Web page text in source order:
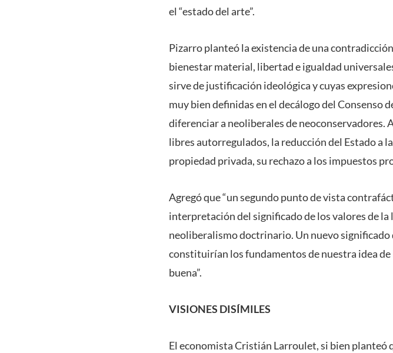
el “estado del arte”.
Pizarro planteó la existencia de una
bienestar material, libertad e igualdad
sirve de justificación ideológica y cuyas
muy bien definidas en el decálogo del Consenso
diferenciar a neoliberales de neoconservadores.
libres autorregulados, la reducción del Estado a
propiedad privada, su rechazo a los impuestos
Agregó que “un segundo punto de vista
interpretación del significado de los valores de
neoliberalismo doctrinario. Un nuevo significado
constituirían los fundamentos de nuestra idea
buena”.
VISIONES DISÍMILES
El economista Cristián Larroulet, si bien planteó